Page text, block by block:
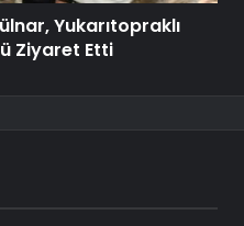
Yukarıtopraklı
Ziyaret Etti